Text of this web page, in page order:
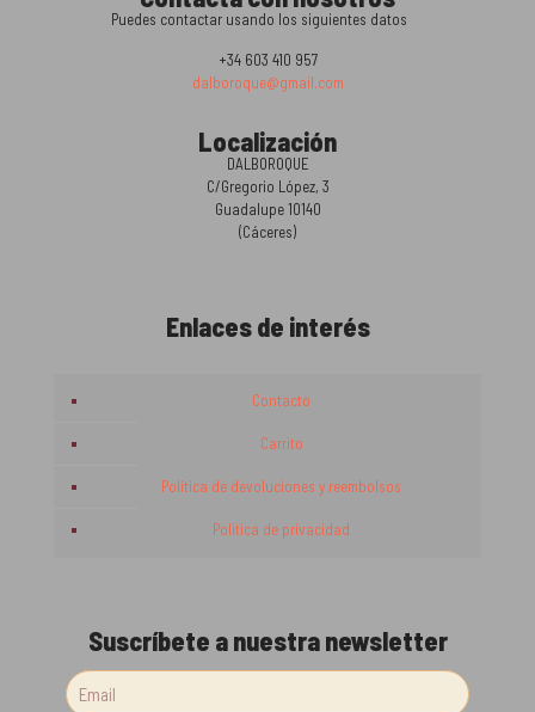
Puedes contactar usando los siguientes datos
+34 603 410 957
dalboroque@gmail.com
Localización
DALBOROQUE
C/Gregorio López, 3
Guadalupe 10140
(Cáceres)
Enlaces de interés
Contacto
Carrito
Política de devoluciones y reembolsos
Política de privacidad
Suscríbete a nuestra newsletter